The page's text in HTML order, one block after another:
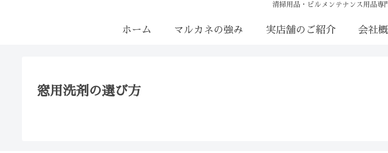
清掃用品・ビルメンテナンス用品専
ホーム マルカネの強み 実店舗のご紹介 会社
窓用洗剤の選び方